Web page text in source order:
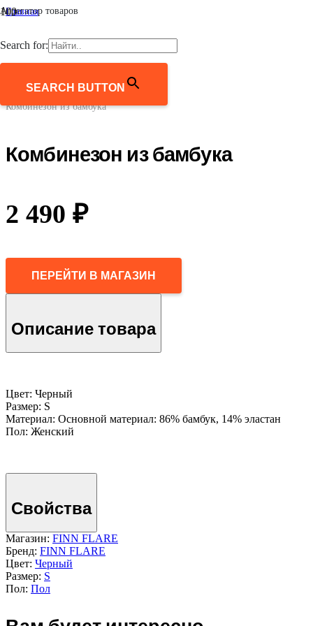
Агрегатор товаров
Search for:
SEARCH BUTTON
Главная
/
Комбинезоны
Комбинезон из бамбука
Комбинезон из бамбука
2 490 ₽
ПЕРЕЙТИ В МАГАЗИН
Описание товара
Цвет: Черный
Размер: S
Материал: Основной материал: 86% бамбук, 14% эластан
Пол: Женский
Свойства
Магазин: FINN FLARE
Бренд: FINN FLARE
Цвет: Черный
Размер: S
Пол: Пол